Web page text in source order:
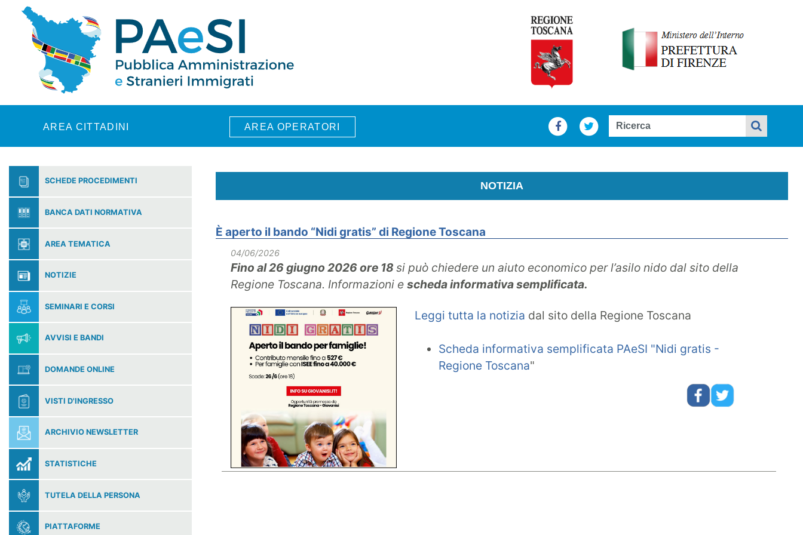
Skip to main content
AREA CITTADINI AREA OPERATORI
SCHEDE PROCEDIMENTI
BANCA DATI NORMATIVA
AREA TEMATICA
NOTIZIE
SEMINARI E CORSI
AVVISI E BANDI
DOMANDE ONLINE
VISTI D'INGRESSO
ARCHIVIO NEWSLETTER
STATISTICHE
TUTELA DELLA PERSONA
PIATTAFORME
NOTIZIA
È aperto il bando “Nidi gratis” di Regione Toscana
04/06/2026
Fino al 26 giugno 2026 ore 18 si può chiedere un aiuto economico per l’asilo nido dal sito della
Regione Toscana. Informazioni e scheda informativa semplificata.
Leggi tutta la notizia dal sito della Regione Toscana
Scheda informativa semplificata PAeSI "Nidi gratis -
Regione Toscana"